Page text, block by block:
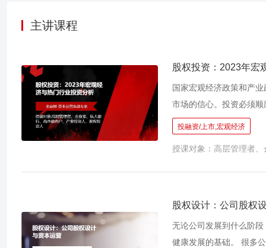
主讲课程
股权投资：2023年宏
国家宏观经济政策和产
市场的信心。投资必须
济领域的行业，如新一
人等；新能源及高端制
老产业等。在这些行业
有足够的发展潜力。赛
人工智能、物联网、云
势，天花板被解构或重
知的特斯拉和苹果。同
投融资/上市,宏观经济
授课对象：高层管理者
股权设计：公司股权
无论公司发展到什么阶
健康发展的基础。 很多